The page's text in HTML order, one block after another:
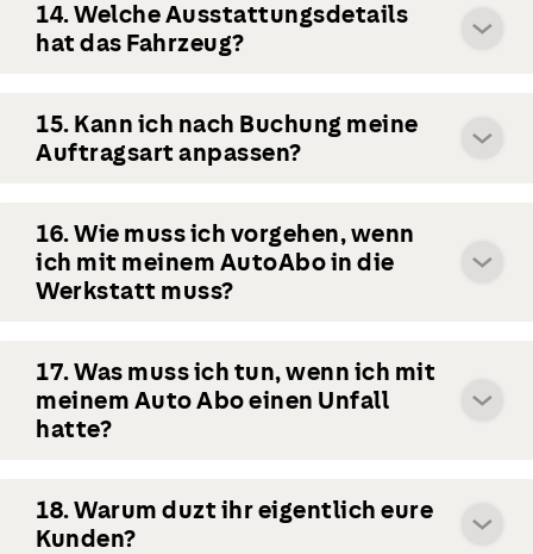
14. Welche Ausstattungsdetails
hat das Fahrzeug?
15. Kann ich nach Buchung meine
Auftragsart anpassen?
16. Wie muss ich vorgehen, wenn
ich mit meinem AutoAbo in die
Werkstatt muss?
17. Was muss ich tun, wenn ich mit
meinem Auto Abo einen Unfall
hatte?
18. Warum duzt ihr eigentlich eure
Kunden?